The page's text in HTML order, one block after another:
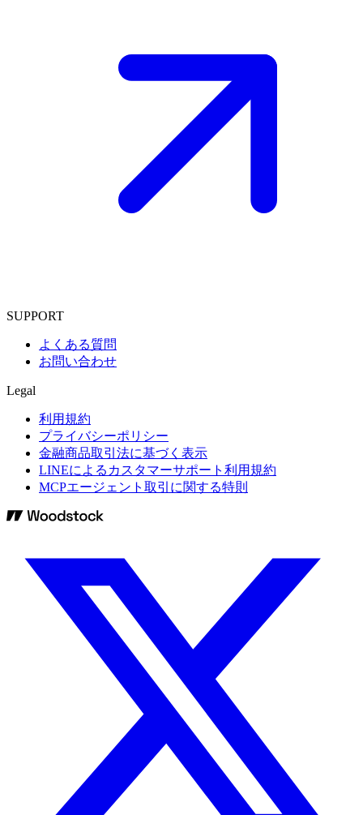
SUPPORT
よくある質問
お問い合わせ
Legal
利用規約
プライバシーポリシー
金融商品取引法に基づく表示
LINEによるカスタマーサポート利用規約
MCPエージェント取引に関する特則